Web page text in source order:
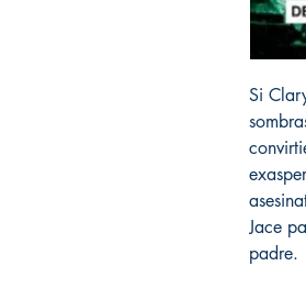
Si
Jace
padre.